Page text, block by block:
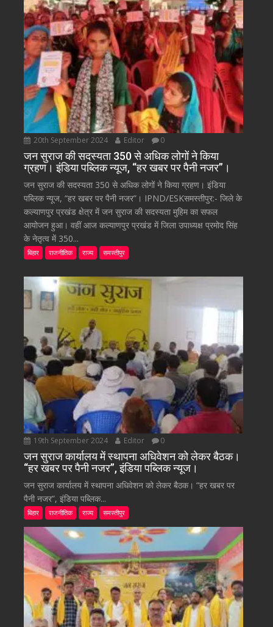
20th September 2024 Editor 0
जन सुराज की सदस्यता 350 से अधिक लोगों ने किया
ग्रहण। इंडिया पब्लिक न्यूज, “हर खबर पर पैनी नजर”।
जन सुराज की सदस्यता 350 से अधिक लोगों ने किया ग्रहण। इंडिया
पब्लिक न्यूज, “हर खबर पर पैनी नजर”। IPND/ESKसमस्तीपुर:- जिले के
कल्याणपुर प्रखंड क्षेत्र में जन सुराज की सदस्यता मुहिम का सफल
आयोजन हुआ। वहीं आज कल्याणपुर प्रखंड में जिला उपाध्यक्ष प्रमोद सिंह
के नेतृत्व में 350...
बिहार राजनीतिक राज्य समस्तीपुर
19th September 2024 Editor 0
जन सुराज कार्यालय में स्थापना अधिवेशन को लेकर बैठक।
“हर खबर पर पैनी नजर”, इंडिया पब्लिक न्यूज।
जन सुराज कार्यालय में स्थापना अधिवेशन को लेकर बैठक। “हर खबर पर
पैनी नजर”, इंडिया पब्लिक...
बिहार राजनीतिक राज्य समस्तीपुर